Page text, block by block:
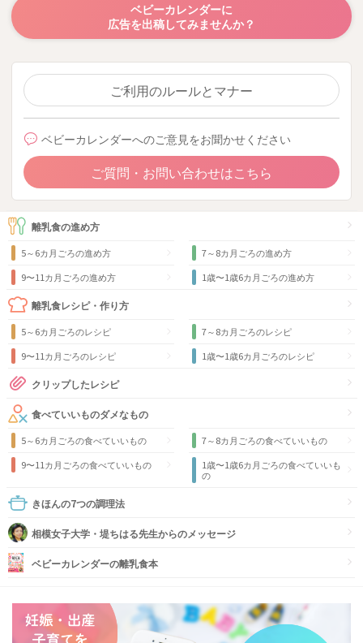
ベビーカレンダーに
広告を出稿してみませんか？
ご利用のルールとマナー
ベビーカレンダーへのご意見をお聞かせください
ご質問・お問い合わせはこちら
離乳食の進め方
5～6カ月ごろの進め方
7～8カ月ごろの進め方
9〜11カ月ごろの進め方
1歳〜1歳6カ月ごろの進め方
離乳食レシピ・作り方
5～6カ月ごろのレシピ
7～8カ月ごろのレシピ
9〜11カ月ごろのレシピ
1歳〜1歳6カ月ごろのレシピ
クリップしたレシピ
食べていいものダメなもの
5～6カ月ごろの食べていいもの
7～8カ月ごろの食べていいもの
9〜11カ月ごろの食べていいもの
1歳〜1歳6カ月ごろの食べていいも
の
きほんの7つの調理法
相模女子大学・堤ちはる先生からのメッセージ
ベビーカレンダーの離乳食本